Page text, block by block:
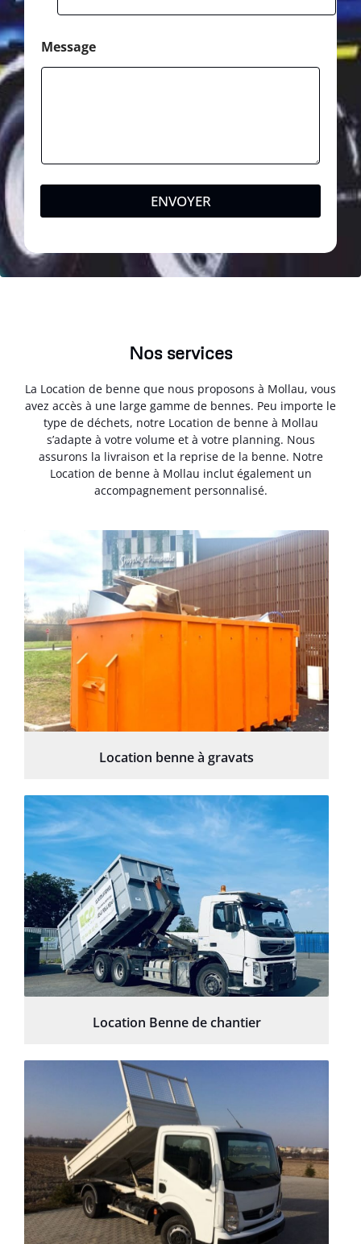
Message
ENVOYER
Nos services
La Location de benne que nous proposons à Mollau, vous
avez accès à une large gamme de bennes. Peu importe le
type de déchets, notre Location de benne à Mollau
s’adapte à votre volume et à votre planning. Nous
assurons la livraison et la reprise de la benne. Notre
Location de benne à Mollau inclut également un
accompagnement personnalisé.
Location benne à gravats
Location Benne de chantier